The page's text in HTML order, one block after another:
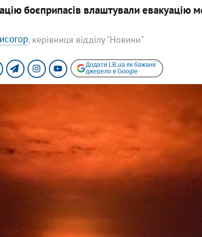
боєприпасів влаштували евакуацію
, керівниця відділу "Новини"
Додати LB.ua як бажане
джерело в Google